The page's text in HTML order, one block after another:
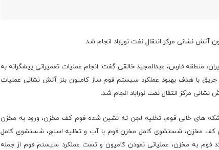
آتش نشانی مرکز انتقال نفت نوراباد انجام شد.
منطقه فارس، عبدالمجید خالقی گفت: انجام عملیات تعمیراتی پیشگرانه به
با هدف بهبود عملکرد سیستم فوم ساز کامیون بنز آتش نشانی عملیات
مرکز انتقال نفت نوراباد انجام شد.
های خالی فوم، تخلیه لجن ته نشین شده فوم کف مخزن، ورود به مخزن
کف مخزن، شستشوی کامل مخزن فوم با آب و تخلیه اسلج، شستشوی کامل
فوم به مخزن، عملیاتی نمودن کامیون و تست عملکرد سیستم فوم از جمله